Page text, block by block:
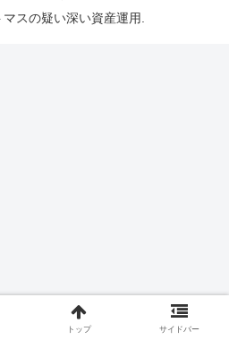
スの疑い深い資産運用.
トップ サイドバー